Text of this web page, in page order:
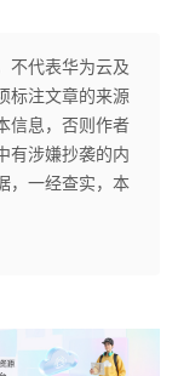
不代表华为云及
标注文章的来源
信息，否则作者
有涉嫌抄袭的内
，一经查实，本